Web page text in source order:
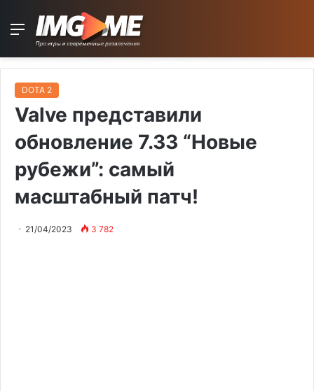
Menu
DOTA 2
Valve представили
обновление 7.33 “Новые
рубежи”: самый
масштабный патч!
21/04/2023 3 782